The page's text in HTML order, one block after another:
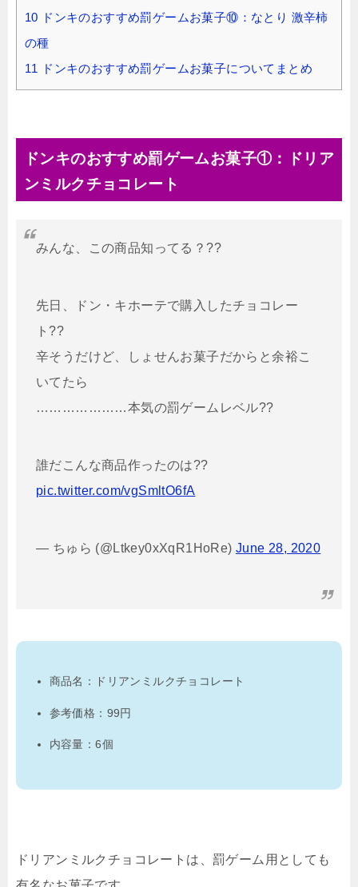
10 ドンキのおすすめ罰ゲームお菓子⑩：なとり 激辛柿
の種
11
ドンキのおすすめ罰ゲームお菓子についてまとめ
ドンキのおすすめ罰ゲームお菓子①：ドリア
ンミルクチョコレート
みんな、この商品知ってる？??
先日、ドン・キホーテで購入したチョコレー
ト??
辛そうだけど、しょせんお菓子だからと余裕こ
いてたら
…………………本気の罰ゲームレベル??
誰だこんな商品作ったのは??
pic.twitter.com/vgSmltO6fA
— ちゅら (@Ltkey0xXqR1HoRe) June 28, 2020
商品名：ドリアンミルクチョコレート
参考価格：99円
内容量：6個
ドリアンミルクチョコレートは、罰ゲーム用としても